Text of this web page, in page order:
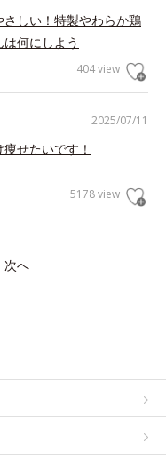
しい！特製やわらか鶏
何にしよう
404 view
2025/07/11
せたいです！
5178 view
次へ